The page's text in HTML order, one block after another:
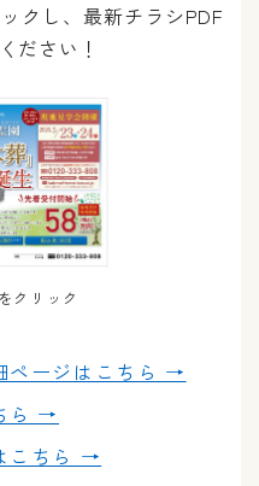
クし、最新チラシPDF
ださい！
クリック
ページはこちら →
ら →
こちら →